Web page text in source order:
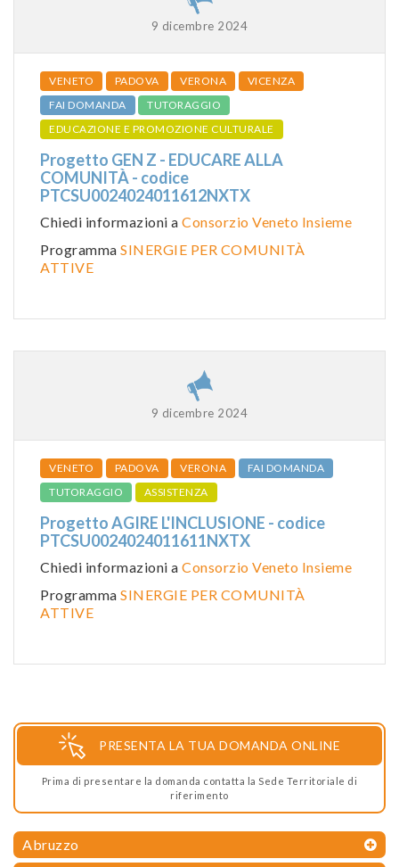
9 dicembre 2024
VENETO PADOVA VERONA
VICENZA
FAI DOMANDA
TUTORAGGIO
EDUCAZIONE E PROMOZIONE CULTURALE
Progetto GEN Z - EDUCARE ALLA
COMUNITÀ - codice
PTCSU0024024011612NXTX
Chiedi informazioni a Consorzio Veneto Insieme
Programma SINERGIE PER COMUNITÀ
ATTIVE
9 dicembre 2024
VENETO PADOVA VERONA
FAI DOMANDA
TUTORAGGIO
ASSISTENZA
Progetto AGIRE L'INCLUSIONE - codice
PTCSU0024024011611NXTX
Chiedi informazioni a Consorzio Veneto Insieme
Programma SINERGIE PER COMUNITÀ
ATTIVE
PRESENTA LA TUA DOMANDA ONLINE
Prima di presentare la domanda contatta la Sede Territoriale di
riferimento
Abruzzo